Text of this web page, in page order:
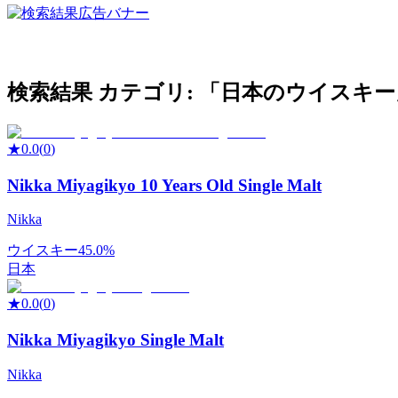
検索結果 カテゴリ: 「 日本のウイスキー
★0.0(0)
Nikka Miyagikyo 10 Years Old Single Malt
Nikka
ウイスキー45.0%
日本
★0.0(0)
Nikka Miyagikyo Single Malt
Nikka